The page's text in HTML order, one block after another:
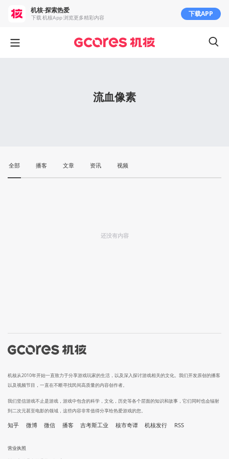
流血像素
全部 播客 文章 资讯 视频
还没有内容
机核从2010年开始一直致力于分享游戏玩家的生活，以及深入探讨游戏相关的文化。我们开发原创的播客
以及视频节目，一直在不断寻找民间高质量的内容创作者。
我们坚信游戏不止是游戏，游戏中包含的科学，文化，历史等各个层面的知识和故事，它们同时也会辐射
到二次元甚至电影的领域，这些内容非常值得分享给热爱游戏的您。
知乎 微博 微信 播客 吉考斯工业 核市奇谭 机核发行 RSS
营业执照
机核-探索热爱
下载 机核App 浏览更多精彩内容 下载APP